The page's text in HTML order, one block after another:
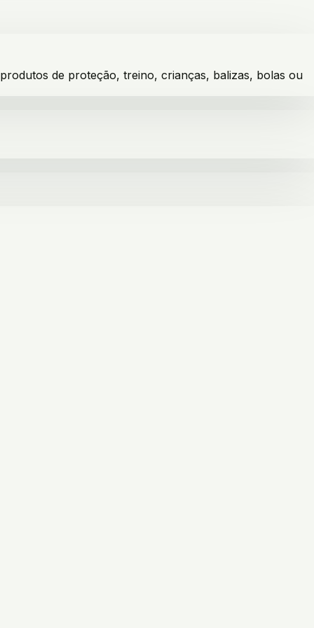
de proteção, treino, crianças, balizas, bolas ou